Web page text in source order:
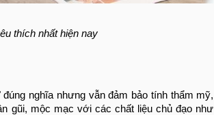
thích nhất hiện nay
đúng nghĩa nhưng vẫn đảm bảo tính thẩm mỹ,
gũi, mộc mạc với các chất liệu chủ đạo như